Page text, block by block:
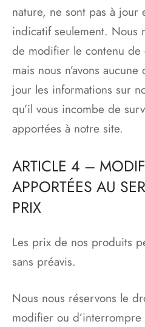
nature, ne sont pas à jour
indicatif seulement. Nous
de modifier le contenu de
mais nous n’avons
jour les informations sur
qu’il vous incombe de
apportées à notre site.
ARTICLE 4 –
APPORTÉES AU
PRIX
Les prix de nos produits
sans préavis.
Nous nous réservons le
modifier ou